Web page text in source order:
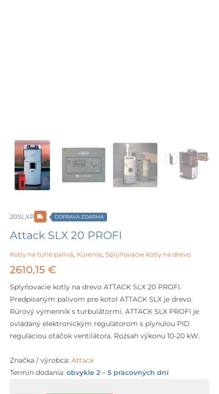
20SLXP DOPRAVA ZDARMA
Attack SLX 20 PROFI
Kotly na tuhé palivá, Kúrenie, Splyňovacie kotly na drevo
2610,15 €
Splyňovacie kotly na drevo ATTACK SLX 20 PROFI.
Predpísaným palivom pre kotol ATTACK SLX je drevo.
Rúrový výmenník s turbulátormi. ATTACK SLX PROFI je
ovládaný elektronickým regulátorom s plynulou PID
reguláciou otáčok ventilátora. Rozsah výkonu 10-20 kW.
Značka / výrobca: Attack
Termín dodania: obvykle 2 – 5 pracovných dní